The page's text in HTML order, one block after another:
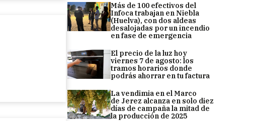
Más de 100 efectivos del
Infoca trabajan en Niebla
(Huelva), con dos aldeas
desalojadas por un incendio
en fase de emergencia
El precio de la luz hoy
viernes 7 de agosto: los
tramos horarios donde
podrás ahorrar en tu factura
La vendimia en el Marco
de Jerez alcanza en solo diez
días de campaña la mitad de
la producción de 2025